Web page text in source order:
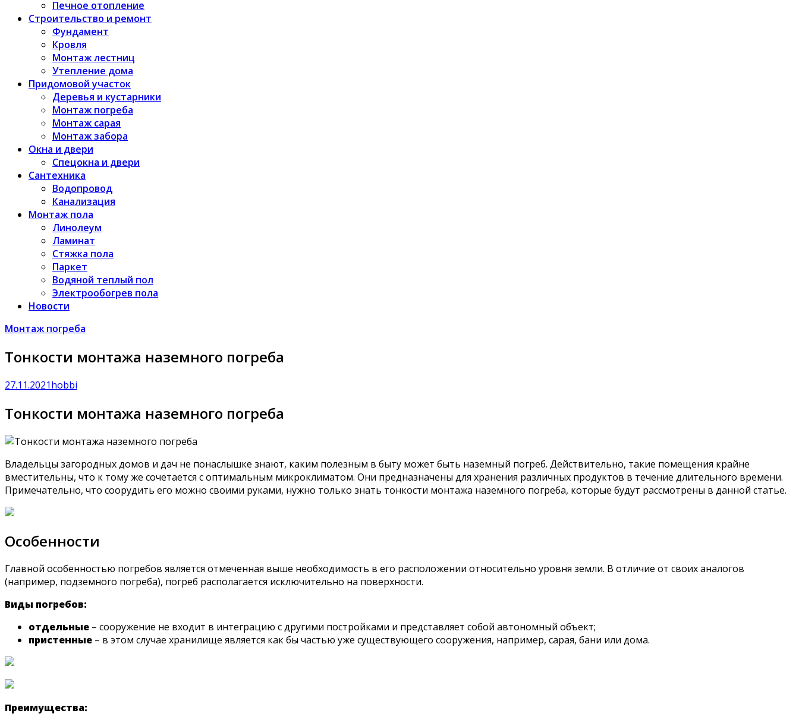
Печное отопление
Строительство и ремонт
Фундамент
Кровля
Монтаж лестниц
Утепление дома
Придомовой участок
Деревья и кустарники
Монтаж погреба
Монтаж сарая
Монтаж забора
Окна и двери
Спецокна и двери
Сантехника
Водопровод
Канализация
Монтаж пола
Линолеум
Ламинат
Стяжка пола
Паркет
Водяной теплый пол
Электрообогрев пола
Новости
Монтаж погреба
Тонкости монтажа наземного погреба
27.11.2021hobbi
Тонкости монтажа наземного погреба
Владельцы загородных домов и дач не понаслышке знают, каким полезным в быту может быть наземный погреб. Действительно, такие помещения крайне
вместительны, что к тому же сочетается с оптимальным микроклиматом. Они предназначены для хранения различных продуктов в течение длительного времени.
Примечательно, что соорудить его можно своими руками, нужно только знать тонкости монтажа наземного погреба, которые будут рассмотрены в данной статье.
Особенности
Главной особенностью погребов является отмеченная выше необходимость в его расположении относительно уровня земли. В отличие от своих аналогов
(например, подземного погреба), погреб располагается исключительно на поверхности.
Виды погребов:
отдельные – сооружение не входит в интеграцию с другими постройками и представляет собой автономный объект;
пристенные – в этом случае хранилище является как бы частью уже существующего сооружения, например, сарая, бани или дома.
Преимущества: